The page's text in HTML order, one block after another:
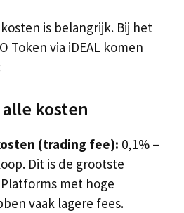
is belangrijk. Bij het
Token via iDEAL komen
kosten
(trading fee): 0,1% –
Dit is de grootste
met hoge
vaak lagere fees.